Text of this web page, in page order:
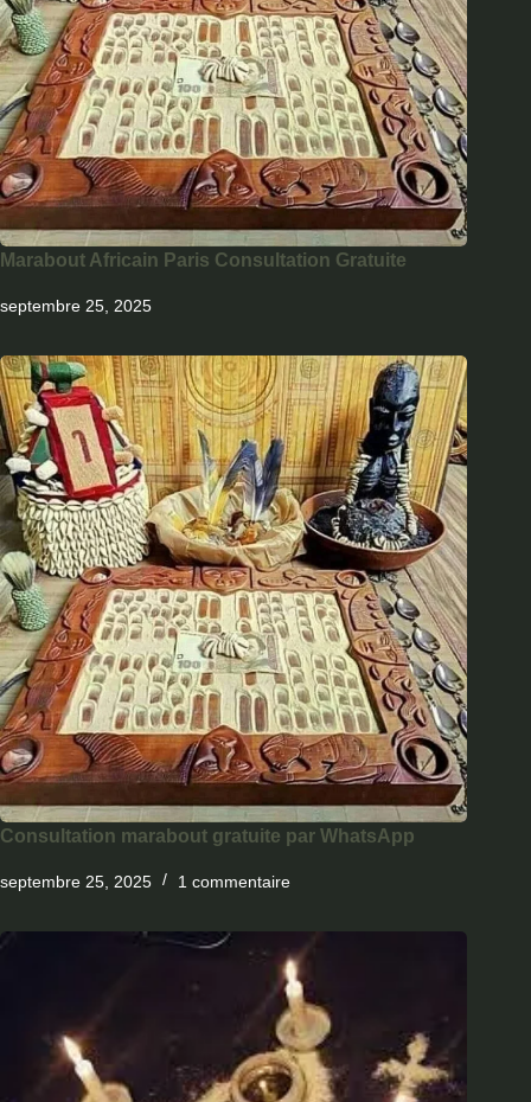
Marabout Africain Paris Consultation Gratuite
septembre 25, 2025
Consultation marabout gratuite par WhatsApp
septembre 25, 2025 1 commentaire